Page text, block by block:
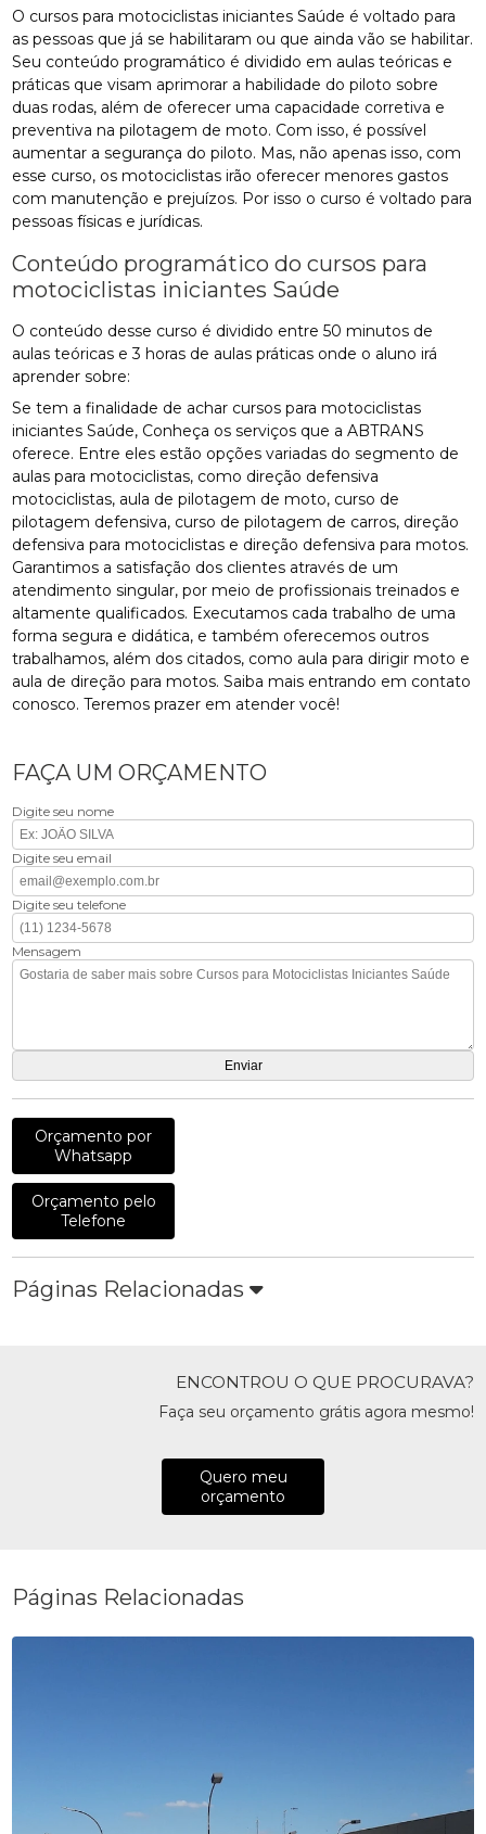
O cursos para motociclistas iniciantes Saúde é voltado para
as pessoas que já se habilitaram ou que ainda vão se habilitar.
Seu conteúdo programático é dividido em aulas teóricas e
práticas que visam aprimorar a habilidade do piloto sobre
duas rodas, além de oferecer uma capacidade corretiva e
preventiva na pilotagem de moto. Com isso, é possível
aumentar a segurança do piloto. Mas, não apenas isso, com
esse curso, os motociclistas irão oferecer menores gastos
com manutenção e prejuízos. Por isso o curso é voltado para
pessoas físicas e jurídicas.
Conteúdo programático do cursos para
motociclistas iniciantes Saúde
O conteúdo desse curso é dividido entre 50 minutos de
aulas teóricas e 3 horas de aulas práticas onde o aluno irá
aprender sobre:
Se tem a finalidade de achar cursos para motociclistas
iniciantes Saúde, Conheça os serviços que a ABTRANS
oferece. Entre eles estão opções variadas do segmento de
aulas para motociclistas, como direção defensiva
motociclistas, aula de pilotagem de moto, curso de
pilotagem defensiva, curso de pilotagem de carros, direção
defensiva para motociclistas e direção defensiva para motos.
Garantimos a satisfação dos clientes através de um
atendimento singular, por meio de profissionais treinados e
altamente qualificados. Executamos cada trabalho de uma
forma segura e didática, e também oferecemos outros
trabalhamos, além dos citados, como aula para dirigir moto e
aula de direção para motos. Saiba mais entrando em contato
conosco. Teremos prazer em atender você!
FAÇA UM ORÇAMENTO
Digite seu nome
Digite seu email
Digite seu telefone
Mensagem
Orçamento por
Whatsapp
Orçamento pelo
Telefone
Páginas Relacionadas
ENCONTROU O QUE PROCURAVA?
Faça seu orçamento grátis agora mesmo!
Quero meu
orçamento
Páginas Relacionadas